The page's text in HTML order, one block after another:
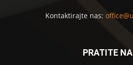
Kontaktirajte nas:
PRATITE